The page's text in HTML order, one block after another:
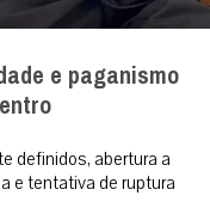
e paganismo
definidos, abertura a
e tentativa de ruptura